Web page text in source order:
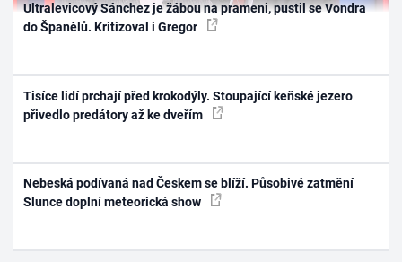
Ultralevicový Sánchez je žábou na prameni, pustil se Vondra
do Španělů. Kritizoval i Gregor
Tisíce lidí prchají před krokodýly. Stoupající keňské jezero
přivedlo predátory až ke dveřím
Nebeská podívaná nad Českem se blíží. Působivé zatmění
Slunce doplní meteorická show